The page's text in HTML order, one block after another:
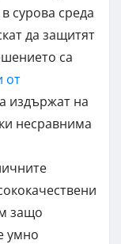
сурова среда
да защитят
са
от
издържат на
несравнима
защо
умно